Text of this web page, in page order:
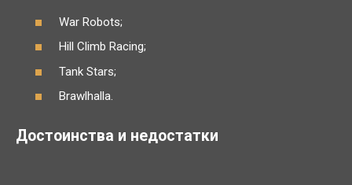
War Robots;
Hill Climb Racing;
Tank Stars;
Brawlhalla.
Достоинства и недостатки